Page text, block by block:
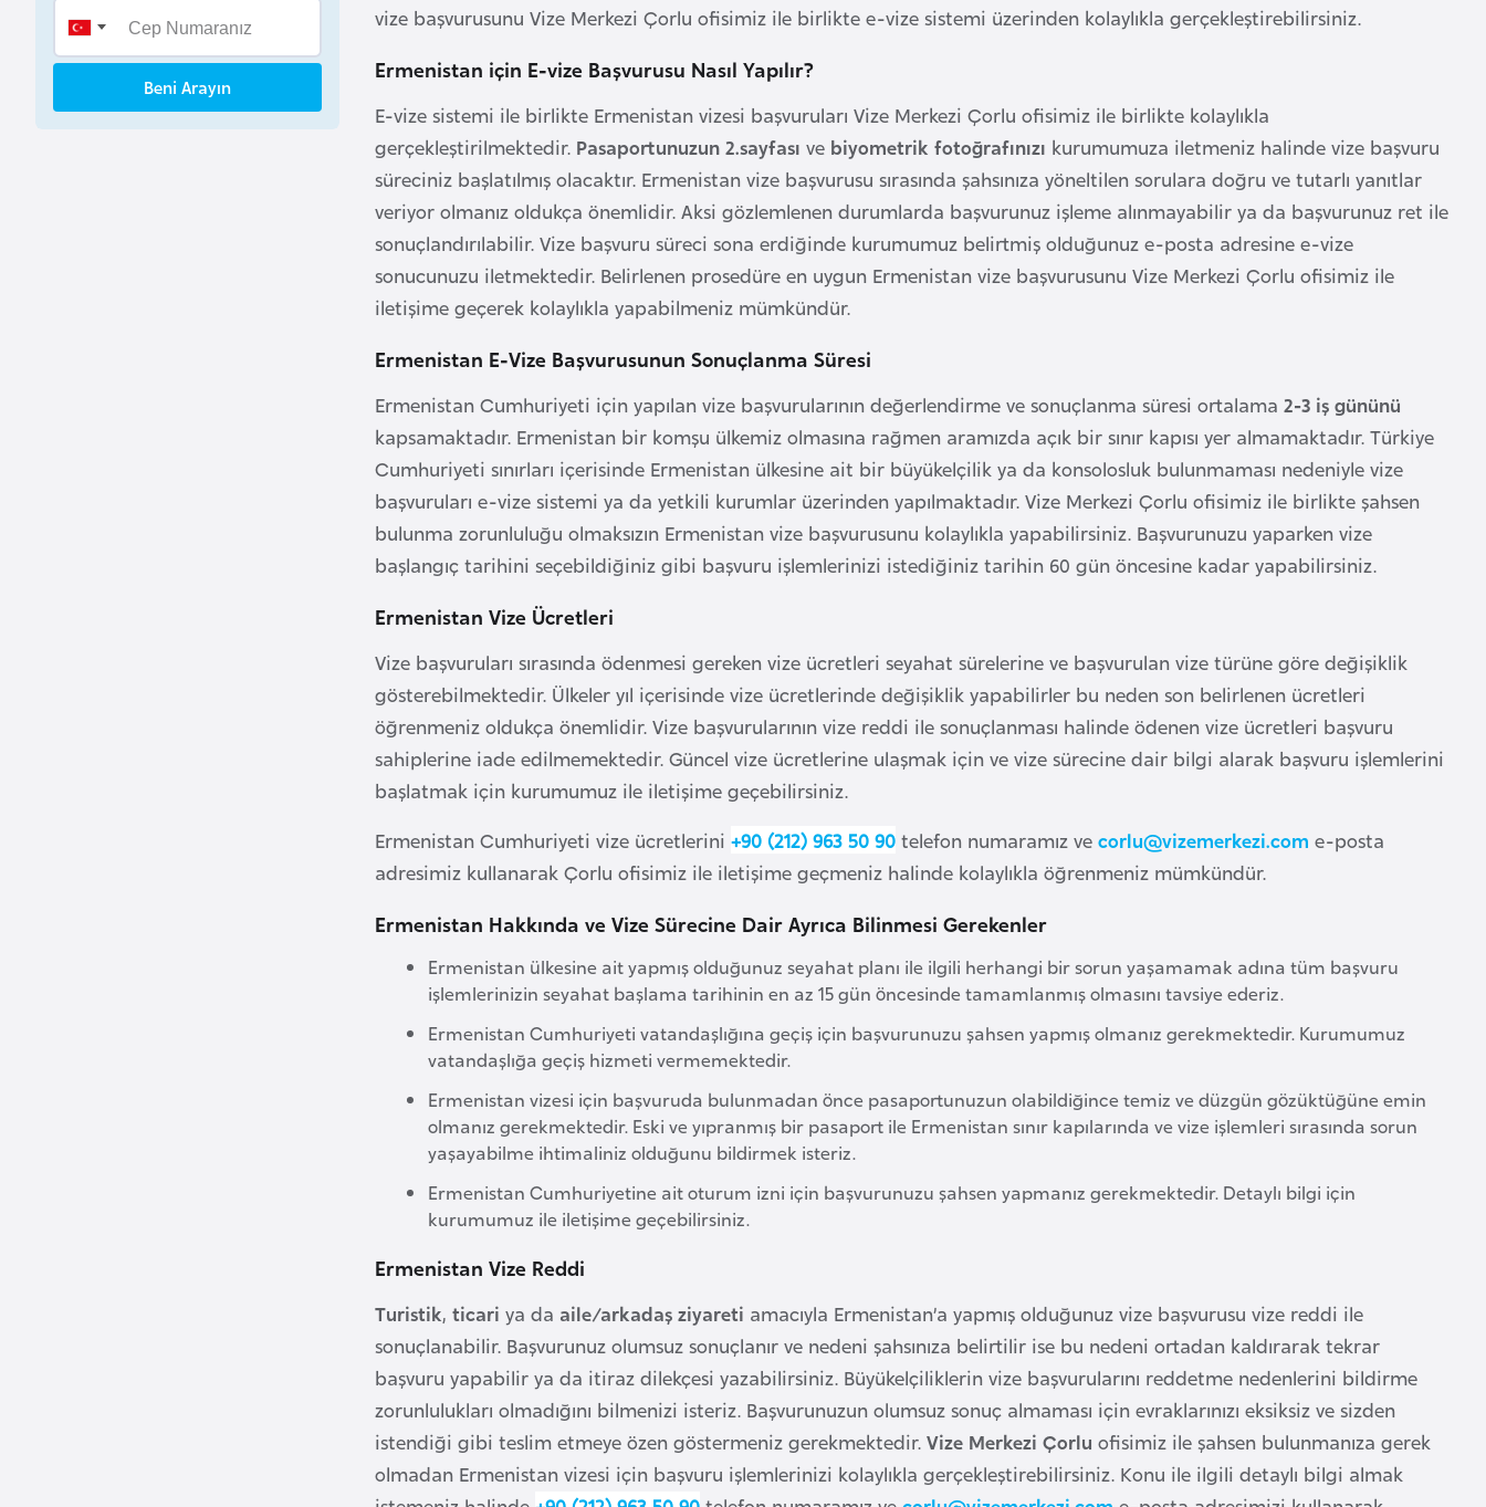
vize başvurusunu Vize Merkezi Çorlu ofisimiz ile birlikte e-vize sistemi üzerinden kolaylıkla gerçekleştirebilirsiniz.
Ermenistan için E-vize Başvurusu Nasıl Yapılır?
E-vize sistemi ile birlikte Ermenistan vizesi başvuruları Vize Merkezi Çorlu ofisimiz ile birlikte kolaylıkla
gerçekleştirilmektedir. Pasaportunuzun 2.sayfası ve biyometrik fotoğrafınızı kurumumuza iletmeniz halinde vize başvuru
süreciniz başlatılmış olacaktır. Ermenistan vize başvurusu sırasında şahsınıza yöneltilen sorulara doğru ve tutarlı yanıtlar
veriyor olmanız oldukça önemlidir. Aksi gözlemlenen durumlarda başvurunuz işleme alınmayabilir ya da başvurunuz ret ile
sonuçlandırılabilir. Vize başvuru süreci sona erdiğinde kurumumuz belirtmiş olduğunuz e-posta adresine e-vize
sonucunuzu iletmektedir. Belirlenen prosedüre en uygun Ermenistan vize başvurusunu Vize Merkezi Çorlu ofisimiz ile
iletişime geçerek kolaylıkla yapabilmeniz mümkündür.
Ermenistan E-Vize Başvurusunun Sonuçlanma Süresi
Ermenistan Cumhuriyeti için yapılan vize başvurularının değerlendirme ve sonuçlanma süresi ortalama 2-3 iş gününü
kapsamaktadır. Ermenistan bir komşu ülkemiz olmasına rağmen aramızda açık bir sınır kapısı yer almamaktadır. Türkiye
Cumhuriyeti sınırları içerisinde Ermenistan ülkesine ait bir büyükelçilik ya da konsolosluk bulunmaması nedeniyle vize
başvuruları e-vize sistemi ya da yetkili kurumlar üzerinden yapılmaktadır. Vize Merkezi Çorlu ofisimiz ile birlikte şahsen
bulunma zorunluluğu olmaksızın Ermenistan vize başvurusunu kolaylıkla yapabilirsiniz. Başvurunuzu yaparken vize
başlangıç tarihini seçebildiğiniz gibi başvuru işlemlerinizi istediğiniz tarihin 60 gün öncesine kadar yapabilirsiniz.
Ermenistan Vize Ücretleri
Vize başvuruları sırasında ödenmesi gereken vize ücretleri seyahat sürelerine ve başvurulan vize türüne göre değişiklik
gösterebilmektedir. Ülkeler yıl içerisinde vize ücretlerinde değişiklik yapabilirler bu neden son belirlenen ücretleri
öğrenmeniz oldukça önemlidir. Vize başvurularının vize reddi ile sonuçlanması halinde ödenen vize ücretleri başvuru
sahiplerine iade edilmemektedir. Güncel vize ücretlerine ulaşmak için ve vize sürecine dair bilgi alarak başvuru işlemlerini
başlatmak için kurumumuz ile iletişime geçebilirsiniz.
Ermenistan Cumhuriyeti vize ücretlerini +90 (212) 963 50 90 telefon numaramız ve corlu@vizemerkezi.com e-posta
adresimiz kullanarak Çorlu ofisimiz ile iletişime geçmeniz halinde kolaylıkla öğrenmeniz mümkündür.
Ermenistan Hakkında ve Vize Sürecine Dair Ayrıca Bilinmesi Gerekenler
Ermenistan ülkesine ait yapmış olduğunuz seyahat planı ile ilgili herhangi bir sorun yaşamamak adına tüm başvuru
işlemlerinizin seyahat başlama tarihinin en az 15 gün öncesinde tamamlanmış olmasını tavsiye ederiz.
Ermenistan Cumhuriyeti vatandaşlığına geçiş için başvurunuzu şahsen yapmış olmanız gerekmektedir. Kurumumuz
vatandaşlığa geçiş hizmeti vermemektedir.
Ermenistan vizesi için başvuruda bulunmadan önce pasaportunuzun olabildiğince temiz ve düzgün gözüktüğüne emin
olmanız gerekmektedir. Eski ve yıpranmış bir pasaport ile Ermenistan sınır kapılarında ve vize işlemleri sırasında sorun
yaşayabilme ihtimaliniz olduğunu bildirmek isteriz.
Ermenistan Cumhuriyetine ait oturum izni için başvurunuzu şahsen yapmanız gerekmektedir. Detaylı bilgi için
kurumumuz ile iletişime geçebilirsiniz.
Ermenistan Vize Reddi
Turistik, ticari ya da aile/arkadaş ziyareti amacıyla Ermenistan’a yapmış olduğunuz vize başvurusu vize reddi ile
sonuçlanabilir. Başvurunuz olumsuz sonuçlanır ve nedeni şahsınıza belirtilir ise bu nedeni ortadan kaldırarak tekrar
başvuru yapabilir ya da itiraz dilekçesi yazabilirsiniz. Büyükelçiliklerin vize başvurularını reddetme nedenlerini bildirme
zorunlulukları olmadığını bilmenizi isteriz. Başvurunuzun olumsuz sonuç almaması için evraklarınızı eksiksiz ve sizden
istendiği gibi teslim etmeye özen göstermeniz gerekmektedir. Vize Merkezi Çorlu ofisimiz ile şahsen bulunmanıza gerek
olmadan Ermenistan vizesi için başvuru işlemlerinizi kolaylıkla gerçekleştirebilirsiniz. Konu ile ilgili detaylı bilgi almak
Beni Arayın
e